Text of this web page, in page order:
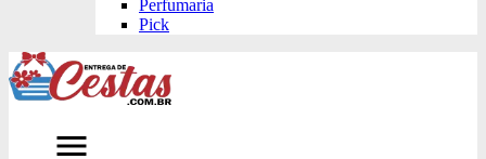
Perfumaria
Pick
menu